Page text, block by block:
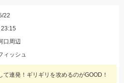
22
口周辺
ィッシュ
て連発！ギリギリを攻めるのがGOOD！